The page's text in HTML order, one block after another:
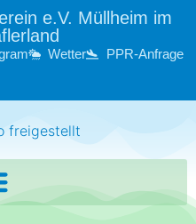
e.V. Müllheim im
Wetter PPR-Anfrage